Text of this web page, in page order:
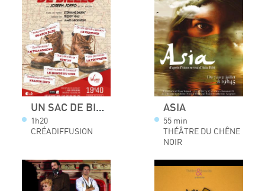
UN SAC DE BILLES
1h20
CRÉADIFFUSION
ASIA
55 min
THÉÂTRE DU CHÊNE
NOIR